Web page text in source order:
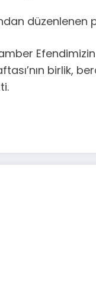
düzenlenen
Efendimizin
birlik,